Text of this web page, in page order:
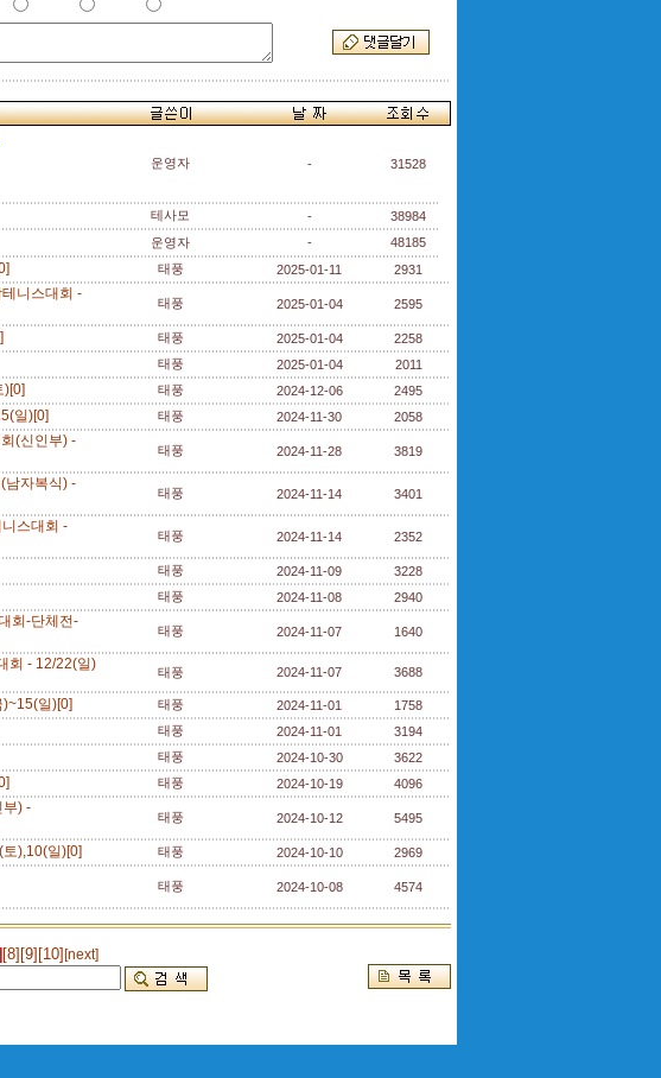
운영자 - 31528
테사모 -
38984
운영자 -
48185
태풍 2025-01-11 2931
니스대회 -
태풍 2025-01-04 2595
태풍 2025-01-04
2258
태풍 2025-01-04
2011
)[0] 태풍 2024-12-06
2495
일)[0] 태풍 2024-11-30 2058
(신인부) -
태풍 2024-11-28 3819
남자복식) -
태풍 2024-11-14 3401
스대회 -
태풍 2024-11-14 2352
태풍 2024-11-09
3228
태풍 2024-11-08 2940
회-단체전-
태풍 2024-11-07 1640
회 - 12/22(일)
태풍 2024-11-07 3688
일)[0] 태풍 2024-11-01
1758
태풍 2024-11-01
3194
태풍 2024-10-30
3622
태풍 2024-10-19 4096
부) -
태풍 2024-10-12 5495
),10(일)[0] 태풍 2024-10-10 2969
태풍 2024-10-08 4574
[8] [9] [10] [next]